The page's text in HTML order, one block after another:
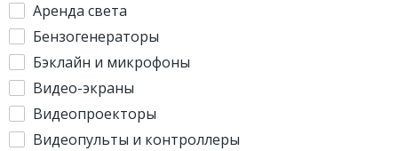
Аренда света
Бензогенераторы
Бэклайн и микрофоны
Видео-экраны
Видеопроекторы
Видеопульты и контроллеры